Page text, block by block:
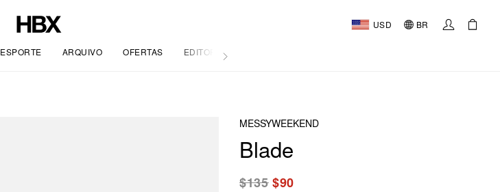
USD BR
ESPORTE ARQUIVO OFERTAS EDITORIAL
MESSYWEEKEND
Blade
$135$90